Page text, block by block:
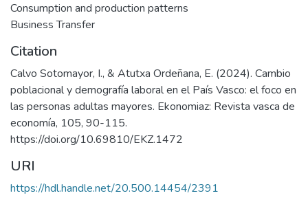
Consumption and production patterns
Business Transfer
Citation
Calvo Sotomayor, I., & Atutxa Ordeñana, E. (2024). Cambio
poblacional y demografía laboral en el País Vasco: el foco en
las personas adultas mayores. Ekonomiaz: Revista vasca de
economía, 105, 90-115.
https://doi.org/10.69810/EKZ.1472
URI
https://hdl.handle.net/20.500.14454/2391